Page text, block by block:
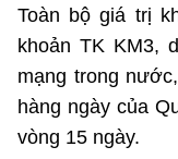
Liên kết
Cơ quan chủ quản:
Chịu trách nhiệm nội
Toàn bộ giá trị
khoản TK KM3,
mạng trong
hàng ngày của
vòng 15 ngày.